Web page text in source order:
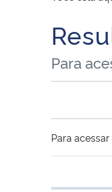
Início do
Para
Para